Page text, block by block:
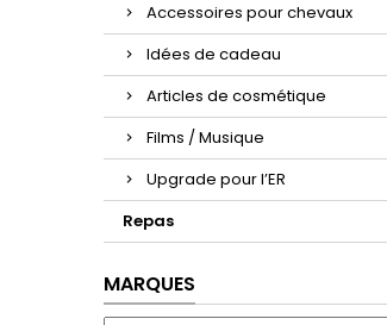
Accessoires pour chevaux
Idées de cadeau
Articles de cosmétique
Films / Musique
Upgrade pour l’ER
Repas
MARQUES